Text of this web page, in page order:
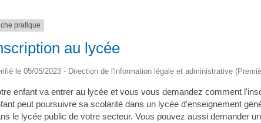
pratique
au lycée
le 05/05/2023 - Direction de l'information légale et administrative
enfant va entrer au lycée et vous vous demandez comment
peut poursuivre sa scolarité dans un lycée d'enseignement
le lycée public de votre secteur. Vous pouvez aussi demander